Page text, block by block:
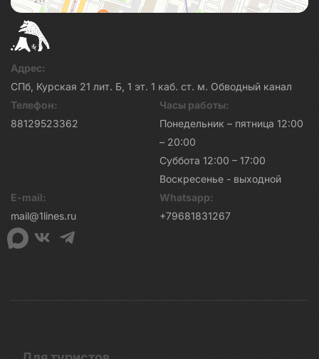
Адрес:
СПб, Курская 21 лит. Б, 1 эт. 1 каб. ст. м. Обводный канал
Телефон:
88129523362
Часы работы:
Понедельник – пятница 12:00
– 20:00
Суббота 12:00 – 17:00
Воскресенье - выходной
E-mail:
mail@1lines.ru
Whatsapp:
+79681831267